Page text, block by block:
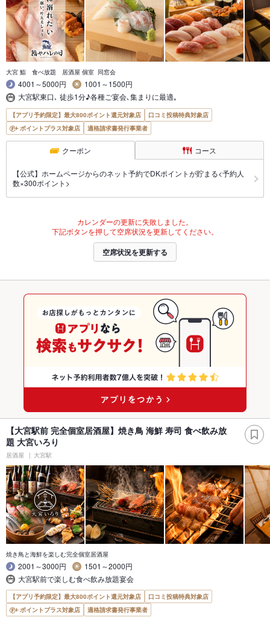
大宮 鮨 食べ放題 居酒屋 個室 同窓会
4001～5000円
1001～1500円
大宮駅東口､ 徒歩1分♪各種ご宴会､集まりに最適｡
【アプリ予約限定】最大800ポイント還元対象店
口コミ投稿特典対象店
ポイントプラス対象店
適格請求書発行事業者
クーポン コース
【公式】ホームページからのネット予約でDKポイントが貯まる<予約人
数×300ポイント>
カレンダーの更新に失敗しました。
下記ボタンを押して空席状況を更新してください。
空席状況を更新する
【大宮駅前 完全個室居酒屋】焼き鳥 海鮮 寿司 食べ飲み放
題 大宮いろり
居酒屋 大宮駅
焼き鳥と海鮮を楽しむ完全個室居酒屋
2001～3000円
1501～2000円
大宮駅前で楽しむ食べ飲み放題宴会
【アプリ予約限定】最大800ポイント還元対象店
口コミ投稿特典対象店
ポイントプラス対象店
適格請求書発行事業者